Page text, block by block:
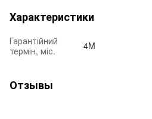
Характеристики
Гарантійний
термін, міс.
4M
Отзывы